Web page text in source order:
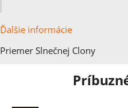
Ďalšie informácie
Priemer Slnečnej Clony